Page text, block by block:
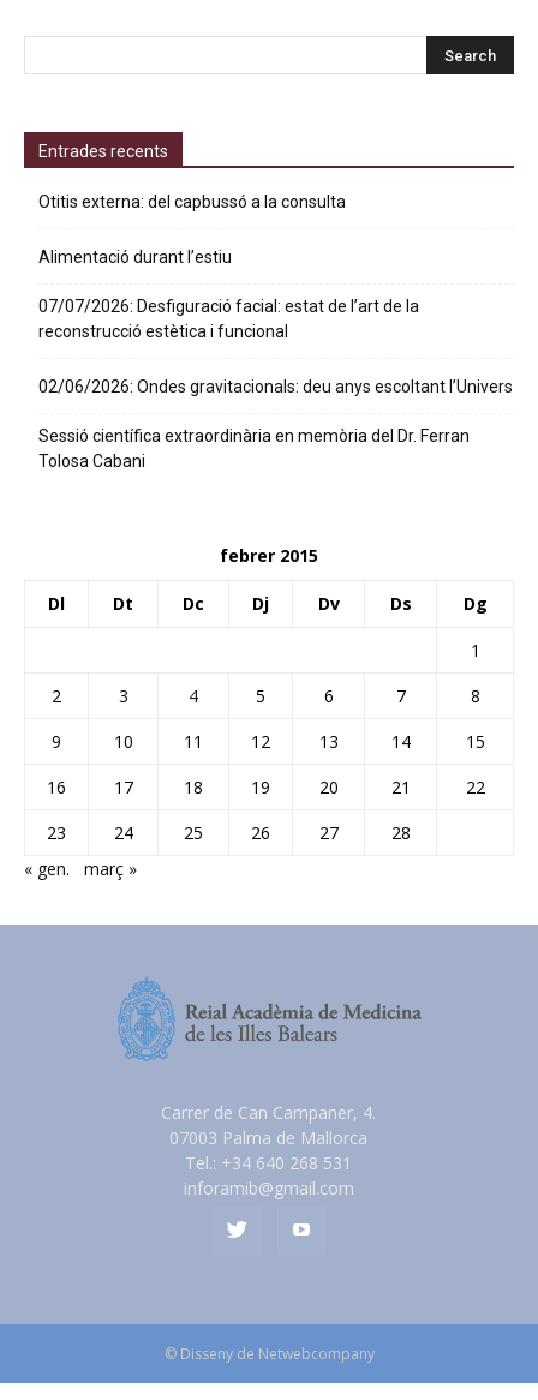
Entrades recents
Otitis externa: del capbussó a la consulta
Alimentació durant l’estiu
07/07/2026: Desfiguració facial: estat de l’art de la
reconstrucció estètica i funcional
02/06/2026: Ondes gravitacionals: deu anys escoltant l’Univers
Sessió científica extraordinària en memòria del Dr. Ferran
Tolosa Cabani
febrer 2015
Dl Dt Dc Dj Dv Ds Dg
1
2
3 4 5 6 7
8
9
10 11 12 13 14
15
16
17 18 19 20 21
22
23
24 25 26 27
28
« gen.
març »
Carrer de Can Campaner, 4.
07003 Palma de Mallorca
Tel.: +34 640 268 531
inforamib@gmail.com
© Disseny de Netwebcompany